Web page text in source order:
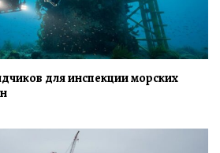
для инспекции морских